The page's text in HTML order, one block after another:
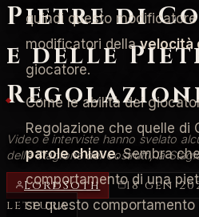
Pietre di
e delle
Video e interviste hanno svelato
della Stagione dei Costrutti, la
LordSoth 18 gen
lettura
quindi questo
modificatori dellavelocità
giocatore.
Come le abilità dei
Regolazione che quelle di
parole chiave. Sembra
comportamento di una
se questo comportamento